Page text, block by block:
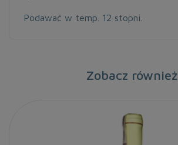
Podawać w temp. 12 stopni.
Zobacz również